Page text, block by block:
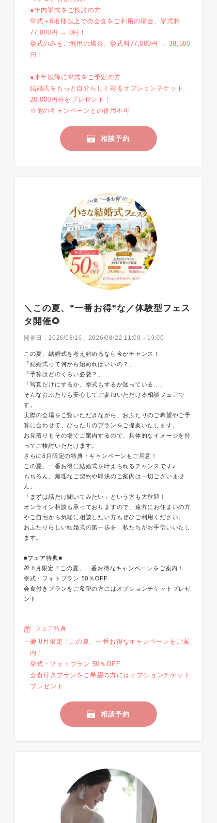
●年内挙式をご検討の方
挙式＋6名様以上での会食をご利用の場合、挙式料
77,000円 → 0円！
挙式のみをご利用の場合、挙式料77,000円 → 38,500
円！
●来年以降に挙式をご予定の方
結婚式をもっと自分らしく彩るオプションチケット
20,000円分をプレゼント！
※他のキャンペーンとの併用不可
相談予約
＼この夏、”一番お得”な／体験型フェス
タ開催🌻
開催日： 2026/08/16、2026/08/22 11:00～19:00
この夏、結婚式を考え始めるなら今がチャンス！
「結婚式って何から始めればいいの？」
「予算はどのくらい必要？」
「写真だけにするか、挙式もするか迷っている…」
そんなおふたりも安心してご参加いただける相談フェアで
す。
実際の会場をご覧いただきながら、おふたりのご希望やご予
算に合わせて、ぴったりのプランをご提案いたします。
お見積りもその場でご案内するので、具体的なイメージを持
ってご検討いただけます。
さらに8月限定の特典・キャンペーンもご用意！
この夏、一番お得に結婚式を叶えられるチャンスです♪
もちろん、無理なご契約や即決のご案内は一切ございませ
ん。
「まずは話だけ聞いてみたい」という方も大歓迎！
オンライン相談も承っておりますので、遠方にお住まいの方
やご自宅から気軽に相談したい方もぜひご利用ください。
おふたりらしい結婚式の第一歩を、私たちがお手伝いいたし
ます。
■フェア特典■
🎁 8月限定！この夏、一番お得なキャンペーンをご案内！
挙式・フォトプラン 50％OFF
会食付きプランをご希望の方にはオプションチケットプレゼ
ント
フェア特典
🎁 8月限定！この夏、一番お得なキャンペーンをご案
内！
挙式・フォトプラン 50％OFF
会食付きプランをご希望の方にはオプションチケット
プレゼント
相談予約